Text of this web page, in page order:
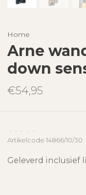
Home
Arne
down
€54,95
• • • •
•
Artikelcode 14866/10/30
Geleverd inclusief